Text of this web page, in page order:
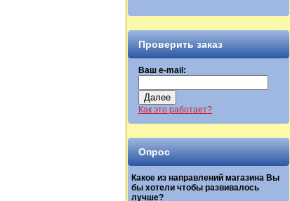
Проверить заказ
Ваш e-mail:
Далее
Как это работает?
Опрос
Какое из направлений магазина Вы
бы хотели чтобы развивалось
лучше?